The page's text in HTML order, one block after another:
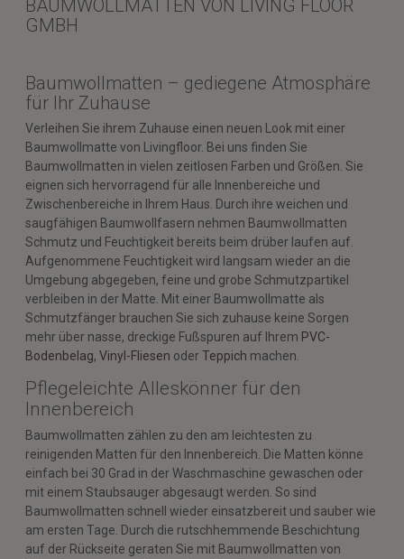
BAUMWOLLMATTEN VON LIVING FLOOR
GMBH
Baumwollmatten – gediegene Atmosphäre
für Ihr Zuhause
Verleihen Sie ihrem Zuhause einen neuen Look mit einer
Baumwollmatte von Livingfloor. Bei uns finden Sie
Baumwollmatten in vielen zeitlosen Farben und Größen. Sie
eignen sich hervorragend für alle Innenbereiche und
Zwischenbereiche in Ihrem Haus. Durch ihre weichen und
saugfähigen Baumwollfasern nehmen Baumwollmatten
Schmutz und Feuchtigkeit bereits beim drüber laufen auf.
Aufgenommene Feuchtigkeit wird langsam wieder an die
Umgebung abgegeben, feine und grobe Schmutzpartikel
verbleiben in der Matte. Mit einer Baumwollmatte als
Schmutzfänger brauchen Sie sich zuhause keine Sorgen
mehr über nasse, dreckige Fußspuren auf Ihrem PVC-
Bodenbelag, Vinyl-Fliesen oderTeppich machen.
Pflegeleichte Alleskönner für den
Innenbereich
Baumwollmatten zählen zu den am leichtesten zu
reinigenden Matten für den Innenbereich. Die Matten könne
einfach bei 30 Grad in der Waschmaschine gewaschen oder
mit einem Staubsauger abgesaugt werden. So sind
Baumwollmatten schnell wieder einsatzbereit und sauber wie
am ersten Tage. Durch die rutschhemmende Beschichtung
auf der Rückseite geraten Sie mit Baumwollmatten von